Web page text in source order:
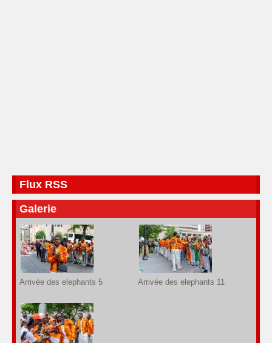
Flux RSS
Galerie
Arrivée des elephants 5 Arrivée des elephants 11